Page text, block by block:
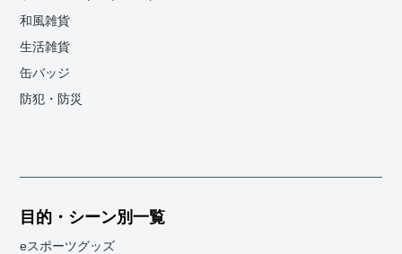
和風雑貨
生活雑貨
缶バッジ
防犯・防災
目的・シーン別一覧
eスポーツグッズ